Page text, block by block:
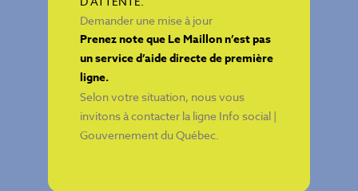
Demander une mise à jour
Prenez note que Le Maillon n’est pas
un service d’aide directe de première
ligne.
Selon votre situation, nous vous
invitons à contacter la ligne Info social |
Gouvernement du Québec.